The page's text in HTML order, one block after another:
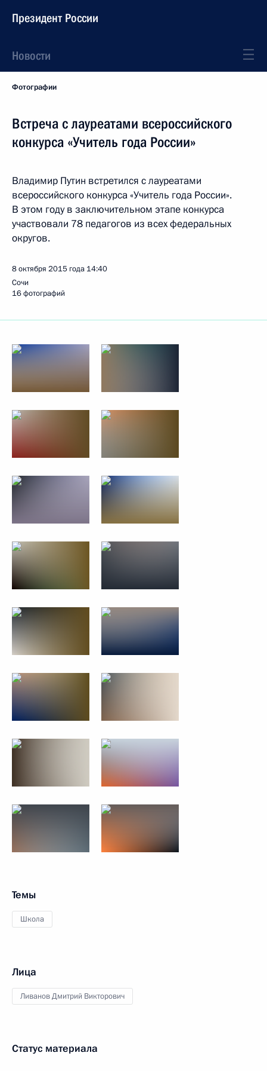
Президент России
Новости
Фотографии
Встреча с лауреатами всероссийского
конкурса «Учитель года России»
Владимир Путин встретился с лауреатами
всероссийского конкурса «Учитель года России».
В этом году в заключительном этапе конкурса
участвовали 78 педагогов из всех федеральных
округов.
8 октября 2015 года 14:40
Сочи
16 фотографий
Темы
Школа
Лица
Ливанов Дмитрий Викторович
Статус материала